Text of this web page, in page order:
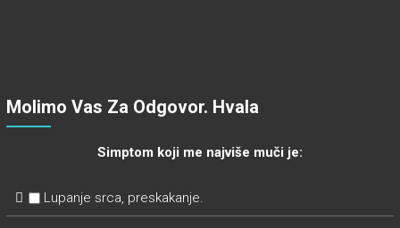
Molimo Vas Za Odgovor. Hvala
Simptom koji me najviše muči je:
Lupanje srca, preskakanje.